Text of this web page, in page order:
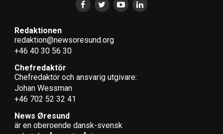
Redaktionen
redaktion@newsoresund.org
+46 40 30 56 30
Chefredaktör
Chefredaktör och ansvarig utgivare:
Johan Wessman
+46 702 52 32 41
News Øresund
är en oberoende dansk-svensk